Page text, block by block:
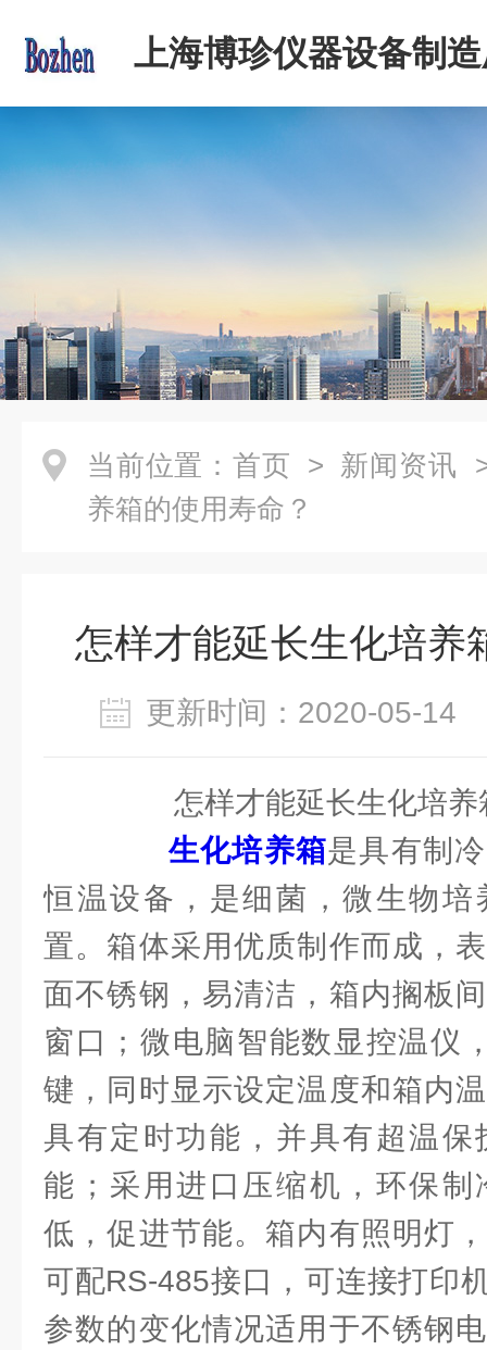
上海博珍仪器设备制
当前位置： 首页 > 新闻资讯
养箱的使用寿命？
怎样才能延长生化培养
更新时间：2020-05-
怎样才能延长生化培养
生化培养箱是具有制
恒温设备，是细菌，微生物培
置。箱体采用优质制作而成，
面不锈钢，易清洁，箱内搁板
窗口；微电脑智能数显控温仪
键，同时显示设定温度和箱内
具有定时功能，并具有超温保
能；采用进口压缩机，环保制
低，促进节能。箱内有照明灯
可配RS-485接口，可连接打印
参数的变化情况适用于不锈钢